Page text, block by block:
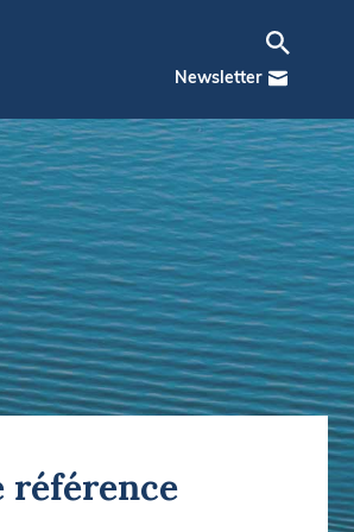
Newsletter
référence